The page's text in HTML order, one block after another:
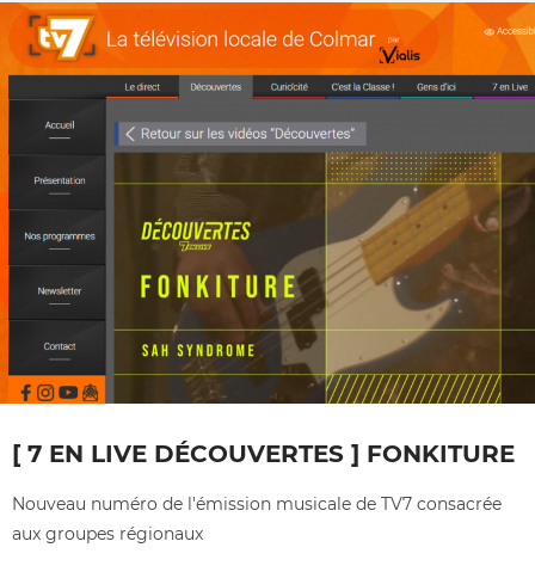
[ 7 EN LIVE DÉCOUVERTES ] FONKITURE
Nouveau numéro de l'émission musicale de TV7 consacrée
aux groupes régionaux